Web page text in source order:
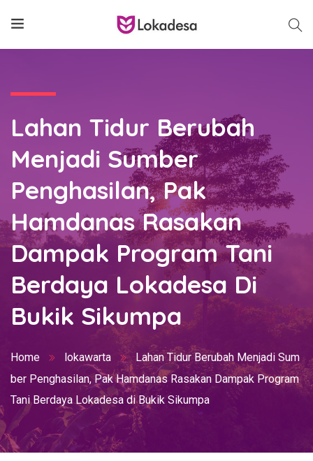
Lahan Tidur Berubah
Menjadi Sumber
Penghasilan, Pak
Hamdanas Rasakan
Dampak Program Tani
Berdaya Lokadesa Di
Bukik Sikumpa
Home lokawarta
Lahan Tidur Berubah Menjadi Sum
ber Penghasilan, Pak Hamdanas Rasakan Dampak Program
Tani Berdaya Lokadesa di Bukik Sikumpa